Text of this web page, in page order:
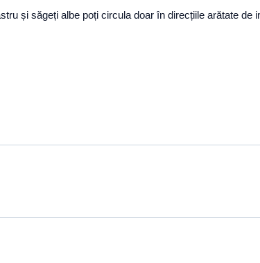
și săgeți albe poți circula doar în direcțiile arătate de